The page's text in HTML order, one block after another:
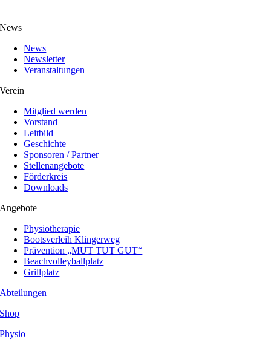
News
News
Newsletter
Veranstaltungen
Verein
Mitglied werden
Vorstand
Leitbild
Geschichte
Sponsoren / Partner
Stellenangebote
Förderkreis
Downloads
Angebote
Physiotherapie
Bootsverleih Klingerweg
Prävention „MUT TUT GUT“
Beachvolleyballplatz
Grillplatz
Abteilungen
Shop
Physio